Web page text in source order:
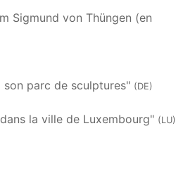
Sigmund von Thüngen (en
son parc de sculptures" (DE)
la ville de Luxembourg" (LU)